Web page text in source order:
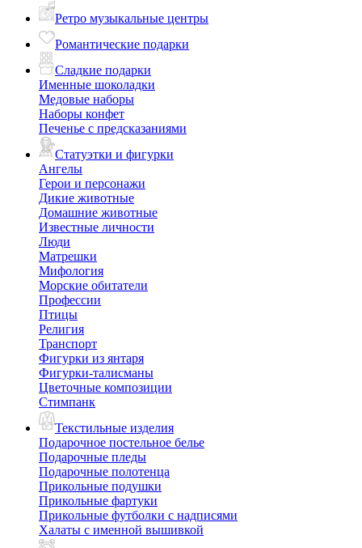
Ретро музыкальные центры
Романтические подарки
Сладкие подарки
Именные шоколадки
Медовые наборы
Наборы конфет
Печенье с предсказаниями
Статуэтки и фигурки
Ангелы
Герои и персонажи
Дикие животные
Домашние животные
Известные личности
Люди
Матрешки
Мифология
Морские обитатели
Профессии
Птицы
Религия
Транспорт
Фигурки из янтаря
Фигурки-талисманы
Цветочные композиции
Стимпанк
Текстильные изделия
Подарочное постельное белье
Подарочные пледы
Подарочные полотенца
Прикольные подушки
Прикольные фартуки
Прикольные футболки с надписями
Халаты с именной вышивкой